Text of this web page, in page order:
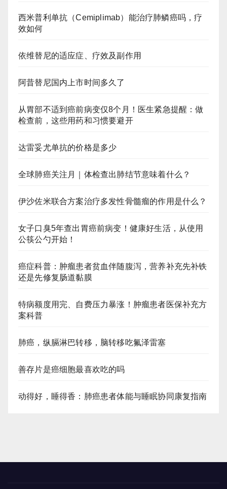
西米普利单抗（Cemiplimab）能治疗肺鳞癌吗，疗
效如何
依维替尼的适应症、疗效及副作用
阿昔替尼国内上市时间多久了
从胃部不适到癌前病变仅8个月！医生紧急提醒：做
检查前，这些用药和习惯要避开
达雷妥尤单抗的价格是多少
全球肺癌关注月｜体检查出肺结节意味着什么？
伊沙佐米联合方案治疗多发性骨髓瘤的作用是什么？
女子口臭5年查出胃癌前病变！健康好生活，从使用
公筷公勺开始！
癌症科普：肿瘤患者贫血伴随腹泻，营养补充先补铁
还是先修复肠道黏膜
特病额度用完、自费压力暴涨！肿瘤患者医保补充方
案科普
肺癌，纵膈淋巴转移，脑转移吃氟泽雷塞
善存片是癌细胞最喜欢吃的吗
动得好，睡得香：肺癌患者体能与睡眠协同康复指南